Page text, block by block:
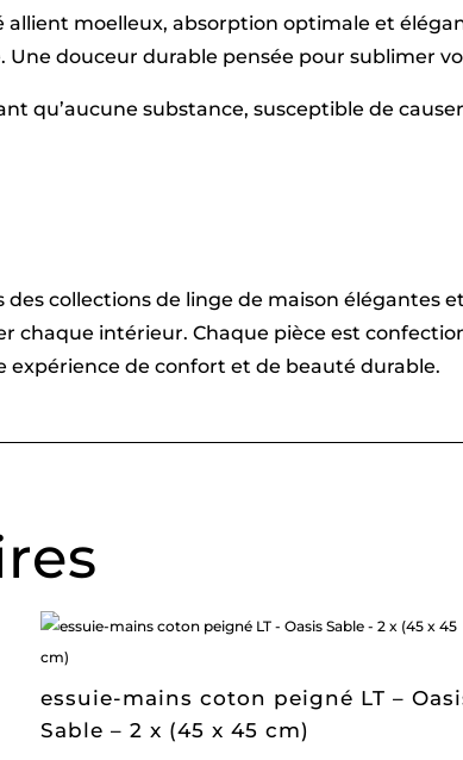
allient moelleux, absorption optimale et
douceur durable pensée pour sublimer
qu’aucune substance, susceptible de
collections de linge de maison élégantes
intérieur. Chaque pièce est
expérience de confort et de beauté durable.
essuie-mains coton peigné LT –
Sable – 2 x (45 x 45 cm)